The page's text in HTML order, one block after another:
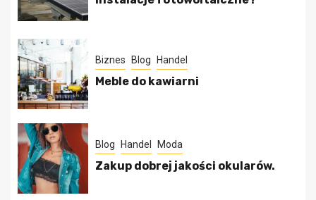
Biznes Blog Handel
Meble do kawiarni
Blog Handel Moda
Zakup dobrej jakości okularów.